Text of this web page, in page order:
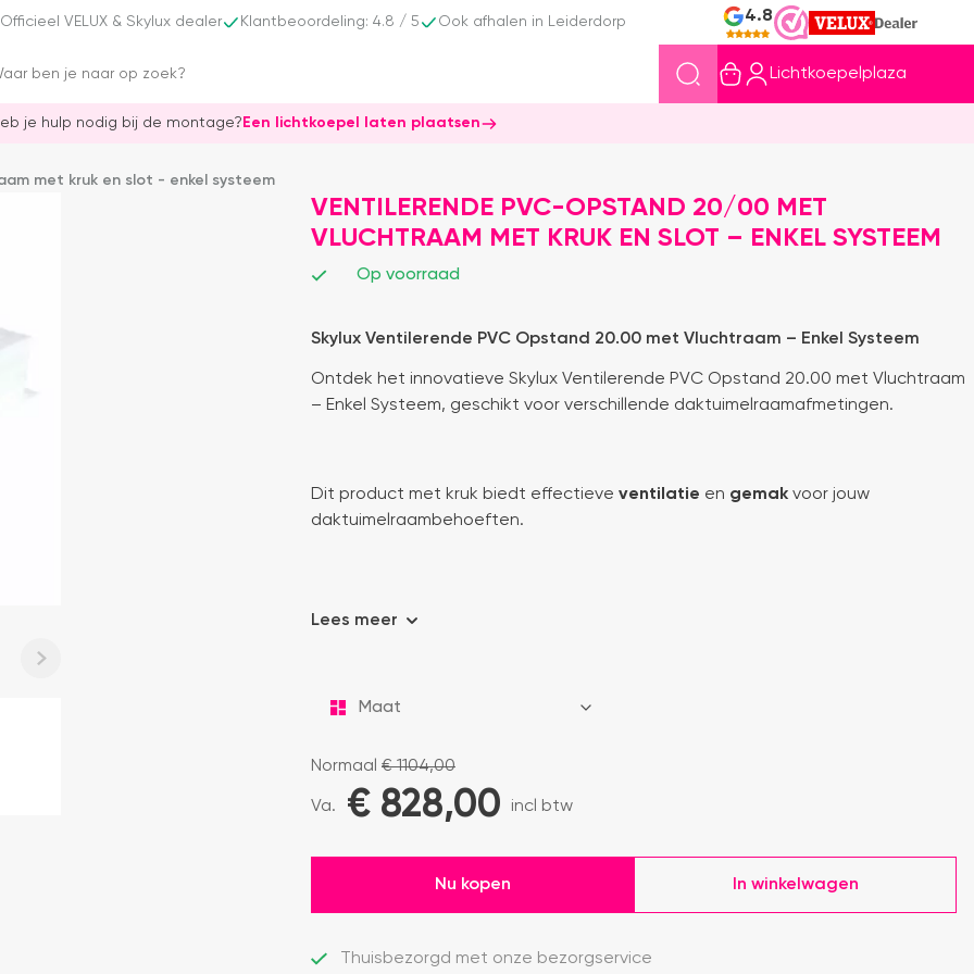
Officieel VELUX & Skylux dealer Klantbeoordeling: 4.8 / 5 Ook afhalen in Leiderdorp 4.8
Lichtkoepelplaza
je hulp nodig bij de montage? Een lichtkoepel laten plaatsen
met kruk en slot - enkel systeem
VENTILERENDE PVC-OPSTAND 20/00 MET
VLUCHTRAAM MET KRUK EN SLOT – ENKEL SYSTEEM
Op voorraad
Skylux Ventilerende PVC Opstand 20.00 met Vluchtraam – Enkel Systeem
Ontdek het innovatieve Skylux Ventilerende PVC Opstand 20.00 met Vluchtraam
– Enkel Systeem, geschikt voor verschillende daktuimelraamafmetingen.
Dit product met kruk biedt effectieve ventilatie en gemak voor jouw
daktuimelraambehoeften.
Lees meer
Normaal €1104,00
Va. € 828,00 incl btw
Nu kopen In winkelwagen
Thuisbezorgd met onze bezorgservice